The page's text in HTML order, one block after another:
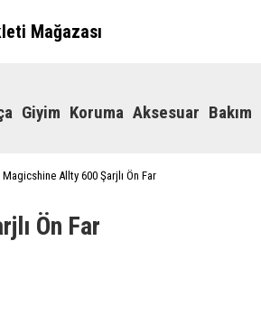
Mağazası
Giyim Koruma Aksesuar Bakım
Magicshine Allty 600 Şarjlı Ön Far
Ön Far